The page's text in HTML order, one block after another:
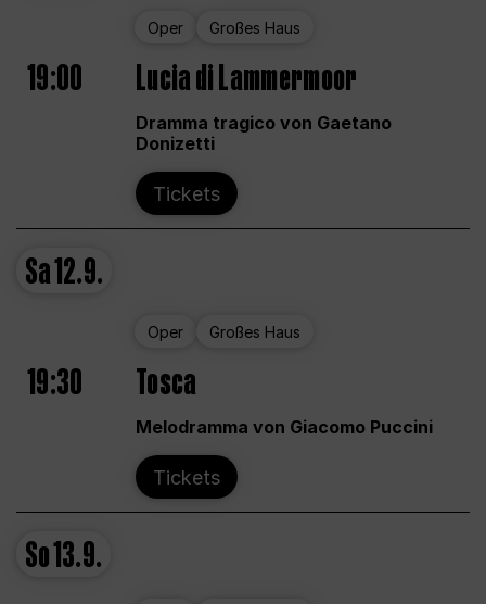
Oper Großes Haus
19:00 Lucia di Lammermoor
Dramma tragico von Gaetano
Donizetti
Tickets
Sa12.9.
Oper Großes Haus
19:30 Tosca
Melodramma von Giacomo Puccini
Tickets
So13.9.